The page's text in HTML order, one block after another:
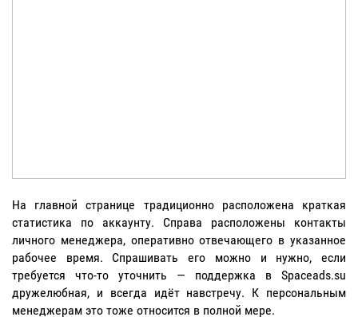
На главной странице традиционно расположена краткая
статистика по аккаунту. Справа расположены контакты
личного менеджера, оперативно отвечающего в указанное
рабочее время. Спрашивать его можно и нужно, если
требуется что-то уточнить — поддержка в Spaceads.su
дружелюбная, и всегда идёт навстречу. К персональным
менеджерам это тоже относится в полной мере.